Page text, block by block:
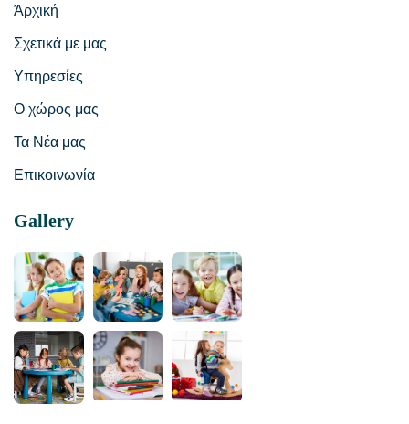
Άρχική
Σχετικά με μας
Υπηρεσίες
Ο χώρος μας
Τα Νέα μας
Επικοινωνία
Gallery